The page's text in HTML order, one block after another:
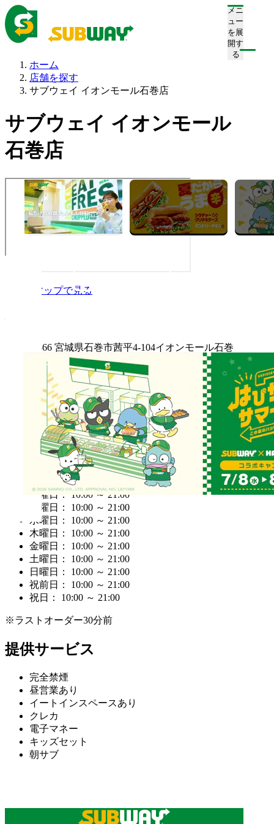
メニ
ュー
を展
開す
る
ホーム
店舗を探す
サブウェイ イオンモール石巻店
サブウェイ イオンモール
石巻店
Googleマップで見る
〒986-0866 宮城県石巻市茜平4-104イオンモール石巻
2F(フードコート内)
電話番号
0225-90-4766
営業時間
営業終了：21:00
月曜日： 10:00 ～ 21:00
火曜日： 10:00 ～ 21:00
水曜日： 10:00 ～ 21:00
木曜日： 10:00 ～ 21:00
金曜日： 10:00 ～ 21:00
土曜日： 10:00 ～ 21:00
日曜日： 10:00 ～ 21:00
祝前日： 10:00 ～ 21:00
祝日： 10:00 ～ 21:00
※ラストオーダー30分前
提供サービス
完全禁煙
昼営業あり
イートインスペースあり
クレカ
電子マネー
キッズセット
朝サブ